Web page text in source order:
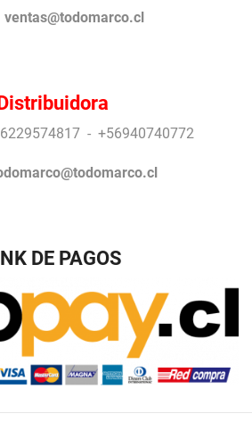
ventas@todomarco.cl
- +56940740772
DE PAGOS